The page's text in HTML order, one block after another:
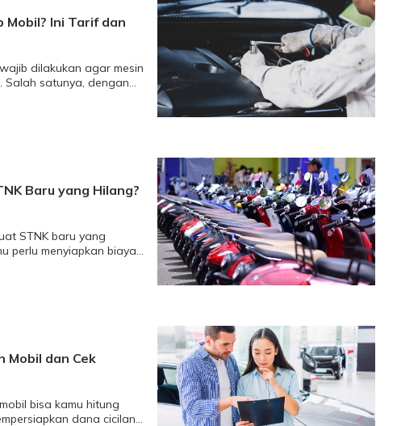
Mobil? Ini Tarif dan
dilakukan agar mesin
Salah satunya, dengan
Baru yang Hilang?
STNK baru yang
perlu menyiapkan biaya
Mobil dan Cek
bisa kamu hitung
dana cicilan